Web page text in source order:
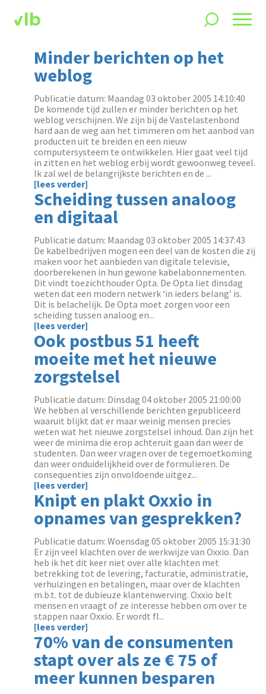
Minder berichten op het
weblog
Publicatie datum: Maandag 03 oktober 2005 14:10:40
De komende tijd zullen er minder berichten op het
weblog verschijnen. We zijn bij de Vastelastenbond
hard aan de weg aan het timmeren om het aanbod van
producten uit te breiden en een nieuw
computersysteem te ontwikkelen. Hier gaat veel tijd
in zitten en het weblog erbij wordt gewoonweg teveel.
Ik zal wel de belangrijkste berichten en de ...
[lees verder]
Scheiding tussen analoog
en digitaal
Publicatie datum: Maandag 03 oktober 2005 14:37:43
De kabelbedrijven mogen een deel van de kosten die zij
maken voor het aanbieden van digitale televisie,
doorberekenen in hun gewone kabelabonnementen.
Dit vindt toezichthouder Opta. De Opta liet dinsdag
weten dat een modern netwerk ‘in ieders belang’ is.
Dit is belachelijk. De Opta moet zorgen voor een
scheiding tussen analoog en...
[lees verder]
Ook postbus 51 heeft
moeite met het nieuwe
zorgstelsel
Publicatie datum: Dinsdag 04 oktober 2005 21:00:00
We hebben al verschillende berichten gepubliceerd
waaruit blijkt dat er maar weinig mensen precies
weten wat het nieuwe zorgstelsel inhoud. Dan zijn het
weer de minima die erop achteruit gaan dan weer de
studenten. Dan weer vragen over de tegemoetkoming
dan weer onduidelijkheid over de formulieren. De
consequenties zijn onvoldoende uitgez...
[lees verder]
Knipt en plakt Oxxio in
opnames van gesprekken?
Publicatie datum: Woensdag 05 oktober 2005 15:31:30
Er zijn veel klachten over de werkwijze van Oxxio. Dan
heb ik het dit keer niet over alle klachten met
betrekking tot de levering, facturatie, administratie,
verhuizingen en betalingen, maar over de klachten
m.b.t. tot de dubieuze klantenwerving. Oxxio belt
mensen en vraagt of ze interesse hebben om over te
stappen naar Oxxio. Er wordt fl...
[lees verder]
70% van de consumenten
stapt over als ze € 75 of
meer kunnen besparen